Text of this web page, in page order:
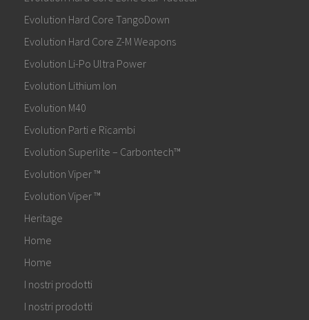
Evolution Hard Core TangoDown
Evolution Hard Core Z-M Weapons
Evolution Li-Po Ultra Power
Evolution Lithium Ion
Evolution M40
Evolution Parti e Ricambi
Evolution Superlite – Carbontech™
Evolution Viper ™
Evolution Viper ™
Heritage
Home
Home
I nostri prodotti
I nostri prodotti